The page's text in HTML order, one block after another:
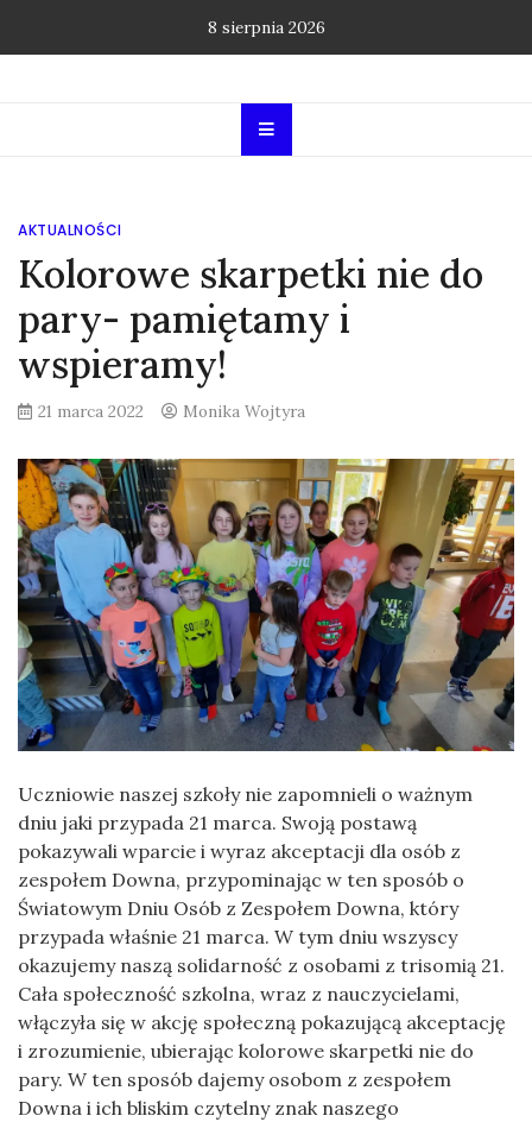
8 sierpnia 2026
AKTUALNOŚCI
Kolorowe skarpetki nie do
pary- pamiętamy i
wspieramy!
21 marca 2022 Monika Wojtyra
Uczniowie naszej szkoły nie zapomnieli o ważnym
dniu jaki przypada 21 marca. Swoją postawą
pokazywali wparcie i wyraz akceptacji dla osób z
zespołem Downa, przypominając w ten sposób o
Światowym Dniu Osób z Zespołem Downa, który
przypada właśnie 21 marca. W tym dniu wszyscy
okazujemy naszą solidarność z osobami z trisomią 21.
Cała społeczność szkolna, wraz z nauczycielami,
włączyła się w akcję społeczną pokazującą akceptację
i zrozumienie, ubierając kolorowe skarpetki nie do
pary. W ten sposób dajemy osobom z zespołem
Downa i ich bliskim czytelny znak naszego